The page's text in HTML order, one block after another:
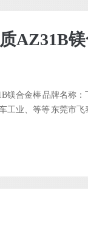
AZ31B
合金棒 品牌名称：
工业、等等 东莞市